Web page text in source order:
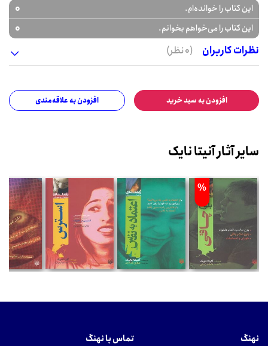
این کتاب را خوانده‌ام. 0
این کتاب را می‌خواهم بخوانم.
0
نظرات کاربران
(0 نظر)
افزودن به سبد خرید افزودن به علاقه‌مندی
سایر آثار آنیتا نایک
%
نهنگ تماس با نهنگ